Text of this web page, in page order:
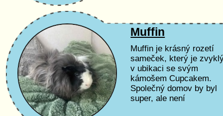
Muffin
Muffin je krásný rozetí
sameček, který je
v ubikaci se svým
kámošem Cupcakem.
Společný domov by byl
super, ale není